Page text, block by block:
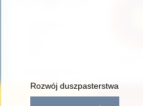
Rozwój duszpasterstwa grup